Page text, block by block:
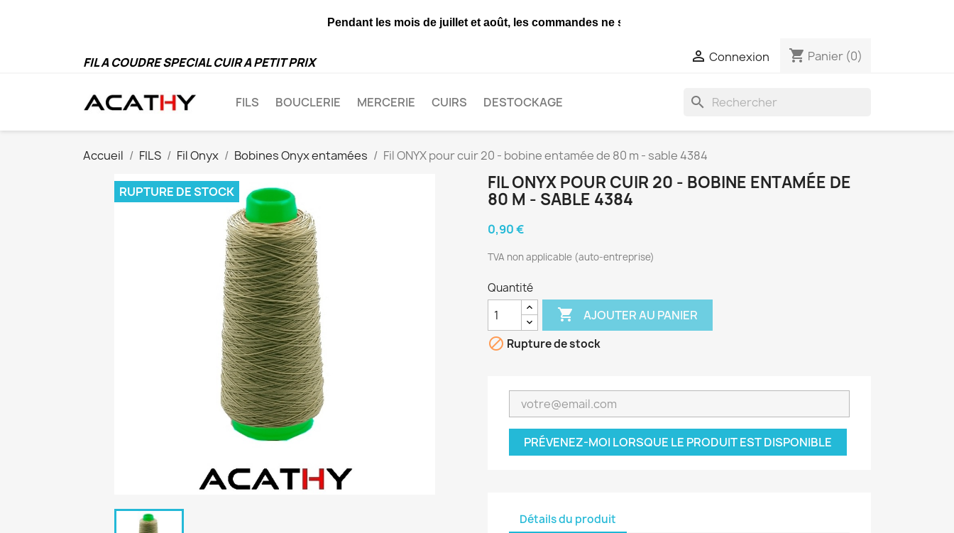
Pendant les mois de juillet et août, les commandes ne seront expédiées qu'une seule fois par semaine
FIL A COUDRE SPECIAL CUIR A PETIT PRIX  Connexion shopping_cart Panier (0)
FILS BOUCLERIE MERCERIE CUIRS DESTOCKAGE search
Accueil FILS Fil Onyx Bobines Onyx entamées Fil ONYX pour cuir 20 - bobine entamée de 80 m - sable 4384
RUPTURE DE STOCK
FIL ONYX POUR CUIR 20 - BOBINE ENTAMÉE DE
80 M - SABLE 4384
0,90 €
TVA non applicable (auto-entreprise)
Quantité
 AJOUTER AU PANIER
 Rupture de stock
PRÉVENEZ-MOI LORSQUE LE PRODUIT EST DISPONIBLE
Détails du produit